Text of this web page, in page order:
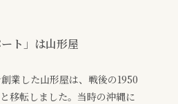
ト」は山形屋
業した山形屋は、戦後の1950
移転しました。当時の沖縄に